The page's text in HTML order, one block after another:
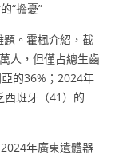
“擔憂”
。霍楓介紹，截
人，但僅占總生齒
的36%；2024年
西班牙（41）的
年廣東遺體器